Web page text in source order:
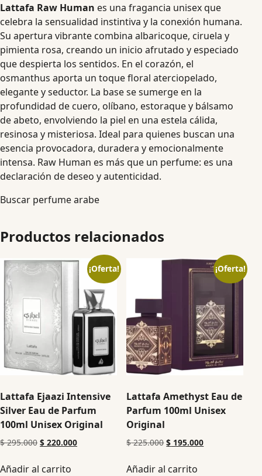
Lattafa Raw Human es una fragancia unisex que
celebra la sensualidad instintiva y la conexión humana.
Su apertura vibrante combina albaricoque, ciruela y
pimienta rosa, creando un inicio afrutado y especiado
que despierta los sentidos. En el corazón, el
osmanthus aporta un toque floral aterciopelado,
elegante y seductor. La base se sumerge en la
profundidad de cuero, olíbano, estoraque y bálsamo
de abeto, envolviendo la piel en una estela cálida,
resinosa y misteriosa. Ideal para quienes buscan una
esencia provocadora, duradera y emocionalmente
intensa. Raw Human es más que un perfume: es una
declaración de deseo y autenticidad.
Buscar perfume arabe
Productos relacionados
¡Oferta!
Lattafa Ejaazi Intensive
Silver Eau de Parfum
100ml Unisex Original
$295.000 $ 220.000
Añadir al carrito
¡Oferta!
Lattafa Amethyst Eau de
Parfum 100ml Unisex
Original
$225.000 $ 195.000
Añadir al carrito